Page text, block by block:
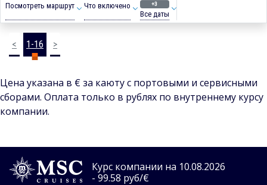
Посмотреть маршрут Что включено +3
Все даты
< 1-16 >
Цена указана в € за каюту с портовыми и сервисными
сборами. Оплата только в рублях по внутреннему курсу
компании.
Курс компании на 10.08.2026
- 99.58 руб/€